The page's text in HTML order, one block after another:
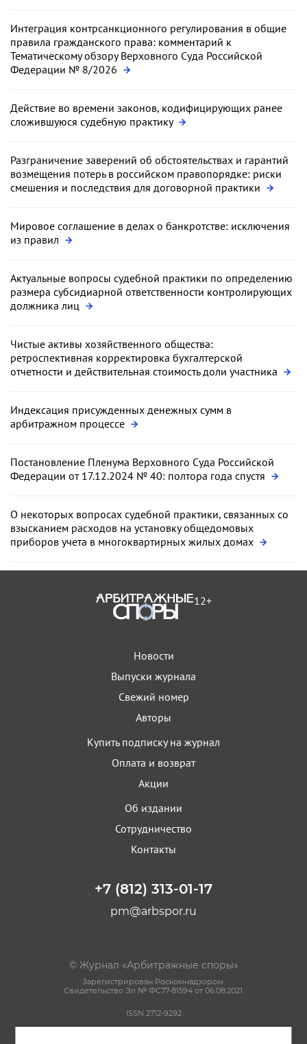
Интеграция контрсанкционного регулирования в общие
правила гражданского права: комментарий к
Тематическому обзору Верховного Суда Российской
Федерации № 8/2026
Действие во времени законов, кодифицирующих ранее
сложившуюся судебную практику
Разграничение заверений об обстоятельствах и гарантий
возмещения потерь в российском правопорядке: риски
смешения и последствия для договорной практики
Мировое соглашение в делах о банкротстве: исключения
из правил
Актуальные вопросы судебной практики по определению
размера субсидиарной ответственности контролирующих
должника лиц
Чистые активы хозяйственного общества:
ретроспективная корректировка бухгалтерской
отчетности и действительная стоимость доли участника
Индексация присужденных денежных сумм в
арбитражном процессе
Постановление Пленума Верховного Суда Российской
Федерации от 17.12.2024 № 40: полтора года спустя
О некоторых вопросах судебной практики, связанных со
взысканием расходов на установку общедомовых
приборов учета в многоквартирных жилых домах
12+
Новости
Выпуски журнала
Свежий номер
Авторы
Купить подписку на журнал
Оплата и возврат
Акции
Об издании
Сотрудничество
Контакты
+7 (812) 313-01-17
pm@arbspor.ru
© Журнал «Арбитражные споры»
Зарегистрирован Роскомнадзором.
Свидетельство Эл № ФС77-81594 от 06.08.2021.
ISSN 2712-9292